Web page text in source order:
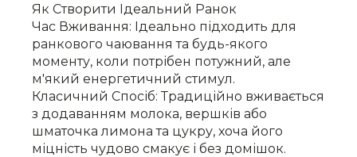
Як Створити Ідеальний Ранок
Час Вживання: Ідеально підходить для
ранкового чаювання та будь-якого
моменту, коли потрібен потужний, але
м'який енергетичний стимул.
Класичний Спосіб: Традиційно вживається
з додаванням молока, вершків або
шматочка лимона та цукру, хоча його
міцність чудово смакує і без домішок.